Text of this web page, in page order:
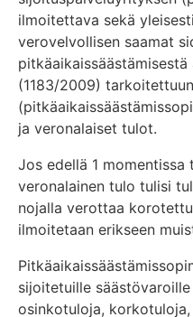
ilmoitettava sekä
verovelvollisen saamat
pitkäaikaissäästämisestä
(1183/2009)
ja veronalaiset tulot.
Jos edellä 1
veronalainen tulo tulisi
nojalla verottaa
ilmoitetaan erikseen
sijoitetuille
osinkotuloja,